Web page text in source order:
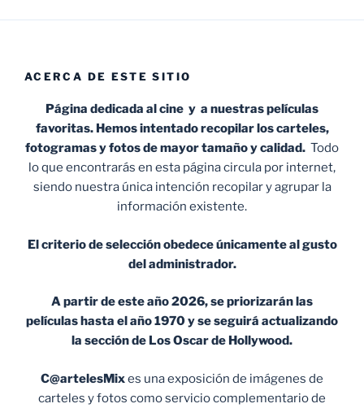
ACERCA DE ESTE SITIO
Página dedicada al cine y a nuestras películas
favoritas. Hemos intentado recopilar los carteles,
fotogramas y fotos de mayor tamaño y calidad. Todo
lo que encontrarás en esta página circula por internet,
siendo nuestra única intención recopilar y agrupar la
información existente.
El criterio de selección obedece únicamente al gusto
del administrador.
A partir de este año 2026, se priorizarán las
películas hasta el año 1970 y se seguirá actualizando
la sección de Los Oscar de Hollywood.
C@artelesMixes una exposición de imágenes de
carteles y fotos como servicio complementario de